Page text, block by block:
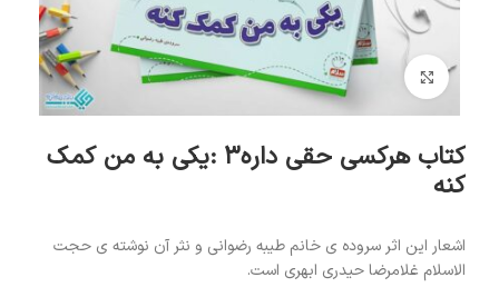
بزرگنمایی تصویر
کتاب هرکسی حقی داره3 :یکی به من کمک
کنه
اشعار این اثر سروده ی خانم طیبه رضوانی و نثر آن نوشته ی حجت
الاسلام غلامرضا حیدری ابهری است.